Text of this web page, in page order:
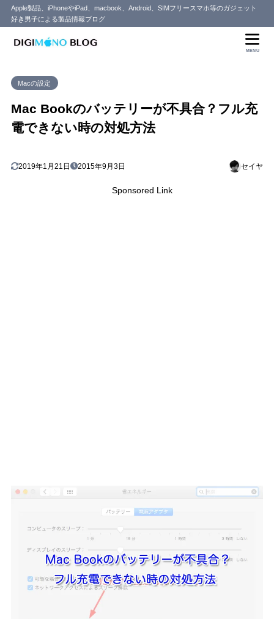
Apple製品、iPhoneやiPad、macbook、Android、SIMフリースマホ等のガジェット
好き男子による製品情報ブログ
MENU
Macの設定
Mac Bookのバッテリーが不具合？フル充
電できない時の対処方法
2019年1月21日 2015年9月3日 セイヤ
Sponsored Link
目次
2 Mac Bookのバッテリー不具合の原因
2.1 電源を付けっ放しにしている
2.2 熱を持つとバッテリー寿命が縮む
3 まとめ